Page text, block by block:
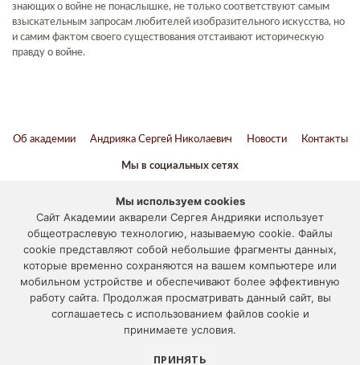
знающих о войне не понаслышке, не только соответствуют самым
взыскательным запросам любителей изобразительного искусства, но
и самим фактом своего существования отстаивают историческую
правду о войне.
Об академии Андрияка Сергей Николаевич Новости Контакты
Мы в социальных сетях
Наука и образование против террора
«АКАДЕМИЯ АКВАРЕЛИ И ИЗЯЩНЫХ ИСКУССТВ СЕРГЕЯ
АНДРИЯКИ»
117133, г. Москва, ул. Академика Варги, дом 15
Мы используем cookies
Сайт Академии акварели Сергея Андрияки использует
общеотраслевую технологию, называемую cookie. Файлы
cookie представляют собой небольшие фрагменты данных,
которые временно сохраняются на вашем компьютере или
мобильном устройстве и обеспечивают более эффективную
работу сайта. Продолжая просматривать данный сайт, вы
соглашаетесь с использованием файлов cookie и
принимаете условия.
ПРИНЯТЬ